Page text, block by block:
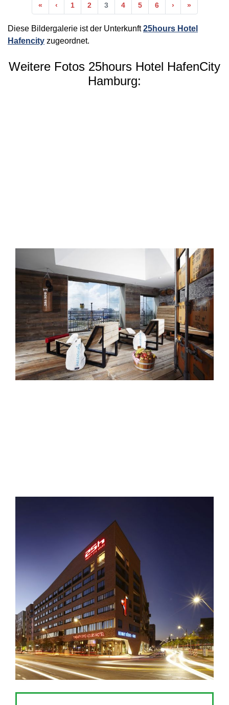
«Anfang
‹Vorherige
1 2 3 4 5 6 ›Nächste
»Ende
Diese Bildergalerie ist der Unterkunft25hours Hotel
Hafencity zugeordnet.
Weitere Fotos 25hours Hotel HafenCity
Hamburg: